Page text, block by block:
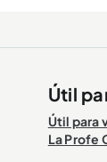
Útil
Útil para
La Profe